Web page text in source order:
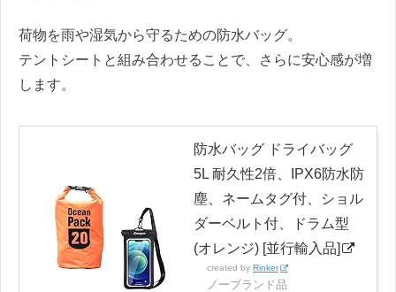
荷物を雨や湿気から守るための防水バッグ。
テントシートと組み合わせることで、さらに安心感が増
します。
防水バッグ ドライバッグ
5L 耐久性2倍、IPX6防水防
塵、ネームタグ付、ショル
ダーベルト付、ドラム型
(オレンジ) [並行輸入品]
created by Rinker
ノーブランド品